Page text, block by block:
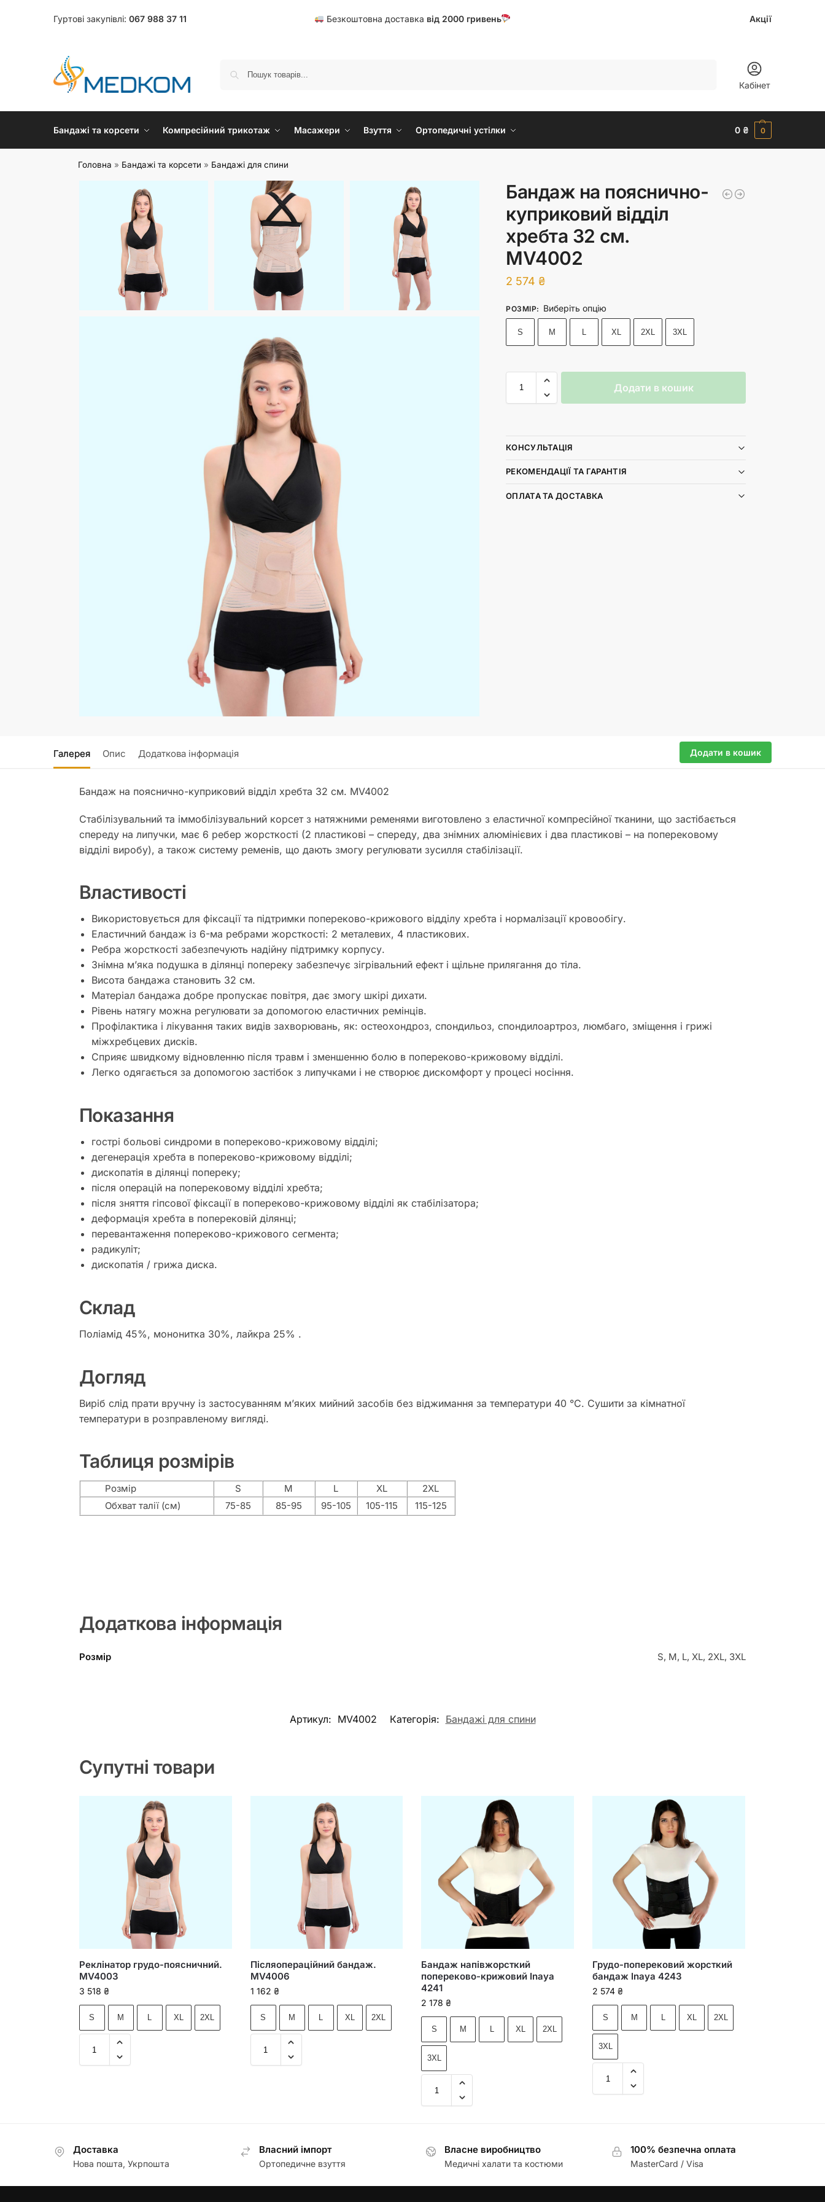
Гуртові закупівлі: 067 988 37 11 Безкоштовна доставка від 2000 гривень Акції
Кабінет
Бандажі та корсети Компресійний трикотаж Масажери Взуття Ортопедичні устілки 0 ₴ 0
Головна » Бандажі та корсети » Бандажі для спини
Бандаж на пояснично-
куприковий відділ
хребта 32 см.
MV4002
2 574 ₴
РОЗМІР: Виберіть опцію
S M L XL 2XL 3XL
Додати в кошик
КОНСУЛЬТАЦІЯ
РЕКОМЕНДАЦІЇ ТА ГАРАНТІЯ
ОПЛАТА ТА ДОСТАВКА
Галерея Опис Додаткова інформація Додати в кошик
Бандаж на пояснично-куприковий відділ хребта 32 см. MV4002
Стабілізувальний та іммобілізувальний корсет з натяжними ременями виготовлено з еластичної компресійної тканини, що застібається
спереду на липучки, має 6 ребер жорсткості (2 пластикові – спереду, два знімних алюмінієвих і два пластикові – на поперековому
відділі виробу), а також систему ременів, що дають змогу регулювати зусилля стабілізації.
Властивості
Використовується для фіксації та підтримки попереково-крижового відділу хребта і нормалізації кровообігу.
Еластичний бандаж із 6-ма ребрами жорсткості: 2 металевих, 4 пластикових.
Ребра жорсткості забезпечують надійну підтримку корпусу.
Знімна м’яка подушка в ділянці попереку забезпечує зігрівальний ефект і щільне прилягання до тіла.
Висота бандажа становить 32 см.
Матеріал бандажа добре пропускає повітря, дає змогу шкірі дихати.
Рівень натягу можна регулювати за допомогою еластичних ремінців.
Профілактика і лікування таких видів захворювань, як: остеохондроз, спондильоз, спондилоартроз, люмбаго, зміщення і грижі
міжхребцевих дисків.
Сприяє швидкому відновленню після травм і зменшенню болю в попереково-крижовому відділі.
Легко одягається за допомогою застібок з липучками і не створює дискомфорт у процесі носіння.
Показання
гострі больові синдроми в попереково-крижовому відділі;
дегенерація хребта в попереково-крижовому відділі;
дископатія в ділянці попереку;
після операцій на поперековому відділі хребта;
після зняття гіпсової фіксації в попереково-крижовому відділі як стабілізатора;
деформація хребта в поперековій ділянці;
перевантаження попереково-крижового сегмента;
радикуліт;
дископатія / грижа диска.
Склад
Поліамід 45%, мононитка 30%, лайкра 25% .
Догляд
Виріб слід прати вручну із застосуванням м’яких мийний засобів без віджимання за температури 40 °C. Сушити за кімнатної
температури в розправленому вигляді.
Таблиця розмірів
Розмір S M L XL
2XL
Обхват талії (см)
75-85 85-95 95-105 105-115 115-125
Додаткова інформація
Розмір S, M, L, XL, 2XL, 3XL
Артикул: MV4002 Категорія: Бандажі для спини
Супутні товари
Реклінатор грудо-поясничний.
MV4003
3 518 ₴
S M L XL 2XL
Післяопераційний бандаж.
MV4006
1 162 ₴
S M L XL 2XL
Бандаж напівжорсткий
попереково-крижовий Inaya
4241
2 178₴
S M L XL 2XL
3XL
Грудо-поперековий жорсткий
бандаж Inaya 4243
2 574₴
S M L XL 2XL
3XL
Доставка
Нова пошта, Укрпошта
Власний імпорт
Ортопедичне взуття
Власне виробництво
Медичні халати та костюми
100% безпечна оплата
MasterCard / Visa